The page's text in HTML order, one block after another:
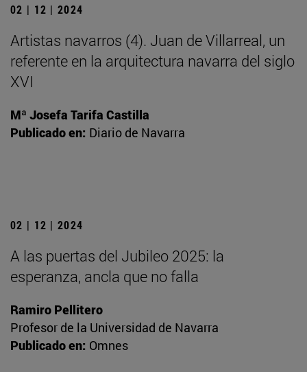
02 | 12 | 2024
Artistas navarros (4). Juan de Villarreal, un
referente en la arquitectura navarra del siglo
XVI
Mª Josefa Tarifa Castilla
Publicado en: Diario de Navarra
02 | 12 | 2024
A las puertas del Jubileo 2025: la
esperanza, ancla que no falla
Ramiro Pellitero
Profesor de la Universidad de Navarra
Publicado en: Omnes